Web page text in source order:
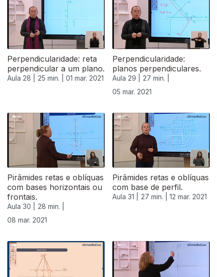
Perpendicularidade: reta
perpendicular a um plano.
Aula 28 | 25 min. | 01 mar. 2021
Perpendicularidade:
planos perpendiculares.
Aula 29 |
27 min. |
05 mar. 2021
Pirâmides retas e oblíquas
com bases horizontais ou
frontais.
Aula 30 |
28 min. |
08 mar. 2021
Pirâmides retas e oblíquas
com base de perfil.
Aula 31 | 27 min. | 12 mar. 2021